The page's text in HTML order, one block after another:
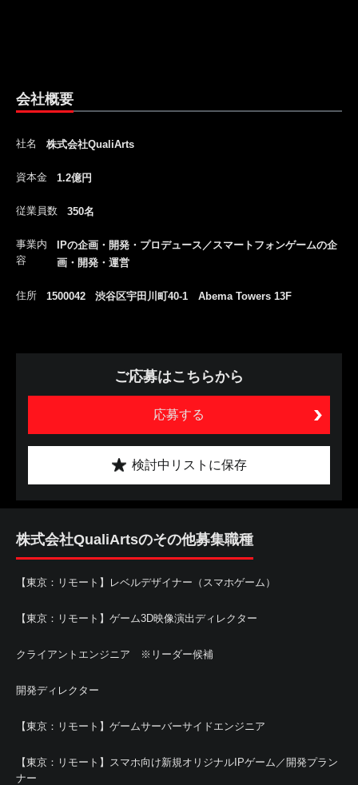
会社概要
社名 株式会社QualiArts
資本金 1.2億円
従業員数 350名
事業内
容
IPの企画・開発・プロデュース／スマートフォンゲームの企
画・開発・運営
住所 1500042 渋谷区宇田川町40-1 Abema Towers 13F
ご応募はこちらから
応募する
検討中リストに保存
株式会社QualiArtsのその他募集職種
【東京：リモート】レベルデザイナー（スマホゲーム）
【東京：リモート】ゲーム3D映像演出ディレクター
クライアントエンジニア ※リーダー候補
開発ディレクター
【東京：リモート】ゲームサーバーサイドエンジニア
【東京：リモート】スマホ向け新規オリジナルIPゲーム／開発プラン
ナー